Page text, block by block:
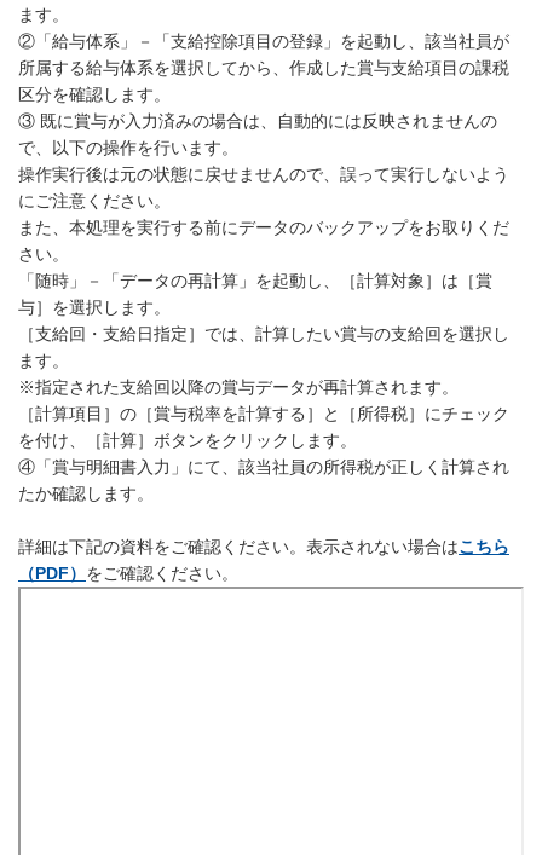
ます。
②「給与体系」－「支給控除項目の登録」を起動し、該当社員が
所属する給与体系を選択してから、作成した賞与支給項目の課税
区分を確認します。
③ 既に賞与が入力済みの場合は、自動的には反映されませんの
で、以下の操作を行います。
操作実行後は元の状態に戻せませんので、誤って実行しないよう
にご注意ください。
また、本処理を実行する前にデータのバックアップをお取りくだ
さい。
「随時」－「データの再計算」を起動し、［計算対象］は［賞
与］を選択します。
［支給回・支給日指定］では、計算したい賞与の支給回を選択し
ます。
※指定された支給回以降の賞与データが再計算されます。
［計算項目］の［賞与税率を計算する］と［所得税］にチェック
を付け、［計算］ボタンをクリックします。
④「賞与明細書入力」にて、該当社員の所得税が正しく計算され
たか確認します。
詳細は下記の資料をご確認ください。表示されない場合はこちら
（PDF） をご確認ください。